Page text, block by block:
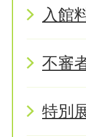
入館
不審
特別